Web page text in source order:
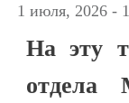
1 июля, 2026 -
На эту
отдела